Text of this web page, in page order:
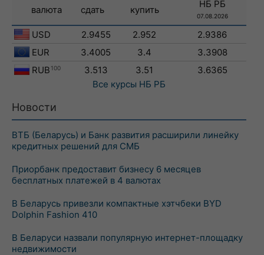
валюта сдать купить
НБ РБ
07.08.2026
USD 2.9455 2.952
2.9386
EUR
3.4005 3.4
3.3908
RUB 100 3.513 3.51
3.6365
Все курсы НБ РБ
Новости
ВТБ (Беларусь) и Банк развития расширили линейку
кредитных решений для СМБ
Приорбанк предоставит бизнесу 6 месяцев
бесплатных платежей в 4 валютах
В Беларусь привезли компактные хэтчбеки BYD
Dolphin Fashion 410
В Беларуси назвали популярную интернет-площадку
недвижимости